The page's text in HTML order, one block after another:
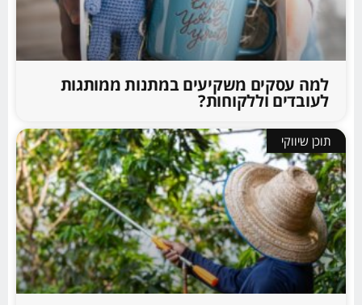
למה עסקים משקיעים במתנות ממותגות
לעובדים וללקוחות?
תוכן שיווקי